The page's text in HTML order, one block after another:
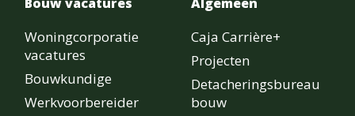
Woningcorporatie
vacatures
Bouwkundige
Werkvoorbereider
Caja Carrière+
Projecten
Detacheringsbureau
bouw